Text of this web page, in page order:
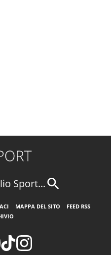
Sport...
MAPPA DEL SITO
FEED RSS